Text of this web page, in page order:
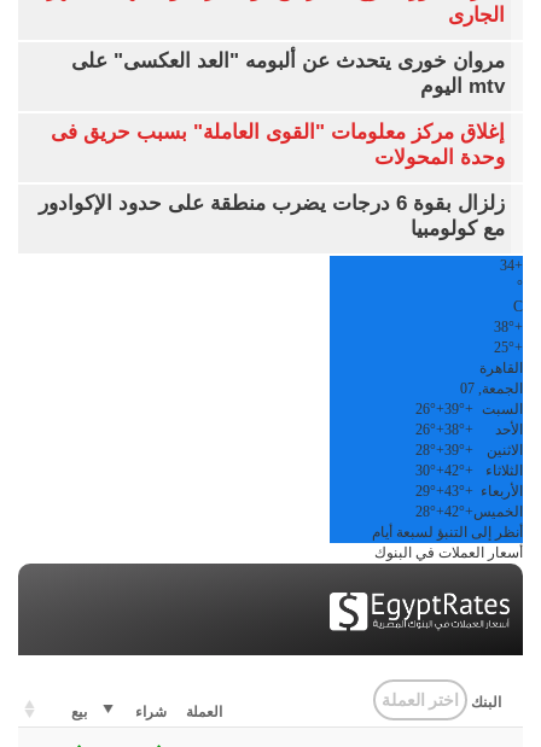
الجارى
مروان خورى يتحدث عن ألبومه "العد العكسى" على
mtv اليوم
إغلاق مركز معلومات "القوى العاملة" بسبب حريق فى
وحدة المحولات
زلزال بقوة 6 درجات يضرب منطقة على حدود الإكوادور
مع كولومبيا
+
34
°
C
+
38°
+
25°
القاهرة
الجمعة, 07
السبت +
39°
+
26°
الأحد
+
38°
+
26°
الاثنين
+
39°
+
28°
الثلاثاء
+
42°
+
30°
الأربعاء +
43°
+
29°
الخميس+
42°
+
28°
أنظر إلى التنبؤ لسبعة أيام
أسعار العملات في البنوك